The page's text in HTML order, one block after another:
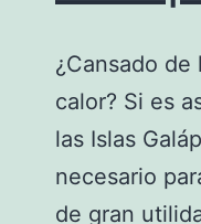
¿Cansado
calor? Si es
las Islas
necesario
de gran